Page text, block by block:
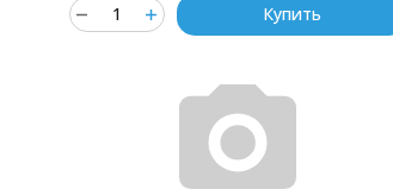
Купить